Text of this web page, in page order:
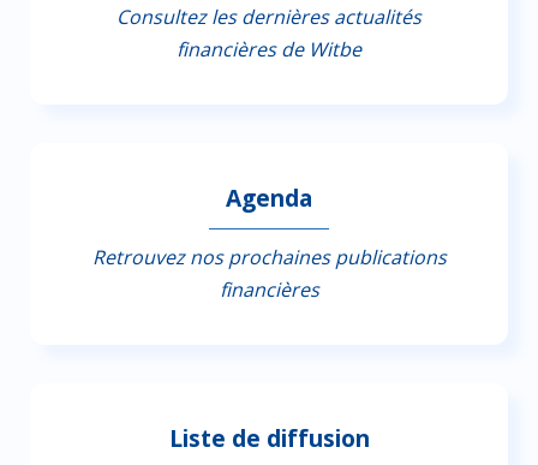
Consultez les dernières actualités
financières de Witbe
Agenda
Retrouvez nos prochaines publications
financières
Liste de diffusion